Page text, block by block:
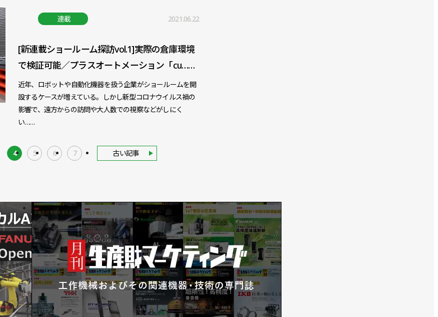
連載 2021.06.22
[新連載ショールーム探訪vol.1]実際の倉庫環境
で検証可能／プラスオートメーション「cu……
近年、ロボットや自動化機器を扱う企業がショールームを開
設するケースが増えている。しかし新型コロナウイルス禍の
影響で、遠方からの訪問や大人数での視察などがしにく
い……
4 5 6 7 古い記事